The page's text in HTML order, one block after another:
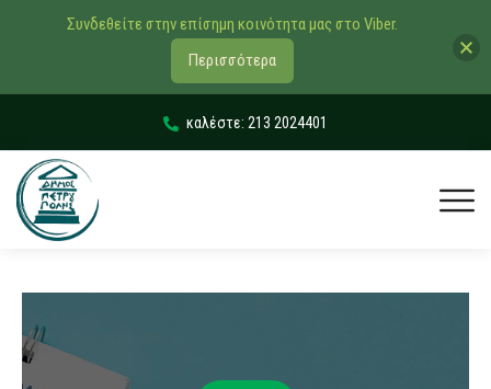
καλέστε: 213 2024401
Συνδεθείτε στην επίσημη κοινότητα μας στο Viber.
Περισσότερα